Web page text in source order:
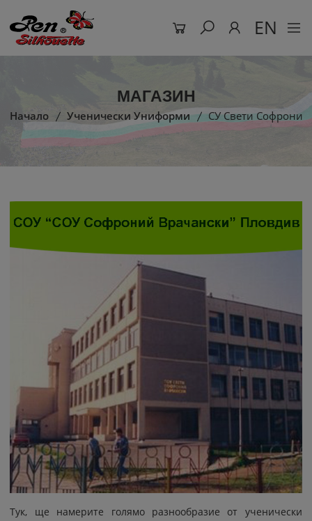
EN
МАГАЗИН
Начало Ученически Униформи СУ Свети
Тук, ще намерите голямо разнообразие от ученически